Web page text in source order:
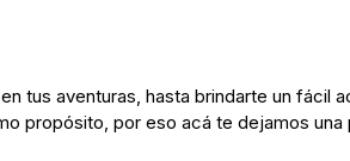
tus aventuras, hasta brindarte un fácil
propósito, por eso acá te dejamos una